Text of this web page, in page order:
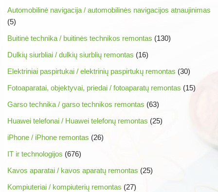
Automobilinė navigacija / automobilinės navigacijos atnaujinimas
(5)
Buitinė technika / buitinės technikos remontas (130)
Dulkių siurbliai / dulkių siurblių remontas (16)
Elektriniai paspirtukai / elektrinių paspirtukų remontas (30)
Fotoaparatai, objektyvai, priedai / fotoaparatų remontas (15)
Garso technika / garso technikos remontas (63)
Huawei telefonai / Huawei telefonų remontas (25)
iPhone / iPhone remontas (26)
IT ir technologijos (676)
Kavos aparatai / kavos aparatų remontas (25)
Kompiuteriai / kompiuterių remontas (27)